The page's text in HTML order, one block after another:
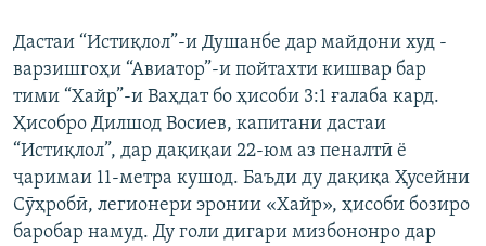
Дастаи “Истиқлол”-и Душанбе дар майдони худ -
варзишгоҳи “Авиатор”-и пойтахти кишвар бар
тими “Хайр”-и Ваҳдат бо ҳисоби 3:1 ғалаба кард.
Ҳисобро Дилшод Восиев, капитани дастаи
“Истиқлол”, дар дақиқаи 22-юм аз пеналтӣ ё
ҷаримаи 11-метра кушод. Баъди ду дақиқа Ҳусейни
Сӯҳробӣ, легионери эронии «Хайр», ҳисоби бозиро
баробар намуд. Ду голи дигари мизбононро дар